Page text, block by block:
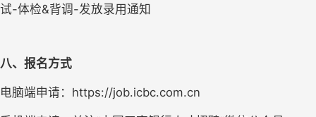
试-体检&背调-发放录用通知
八、报名方式
电脑端申请：https://job.icbc.com.cn